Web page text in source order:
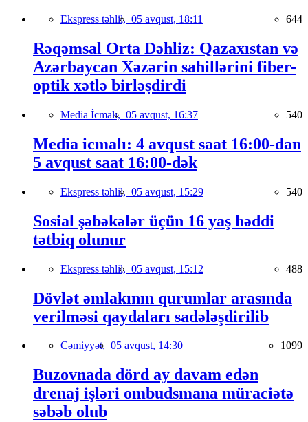
Ekspress təhlil, 05 avqust, 18:11 644
Rəqəmsal Orta Dəhliz: Qazaxıstan və
Azərbaycan Xəzərin sahillərini fiber-
optik xətlə birləşdirdi
Media İcmalı, 05 avqust, 16:37 540
Media icmalı: 4 avqust saat 16:00-dan
5 avqust saat 16:00-dək
Ekspress təhlil, 05 avqust, 15:29 540
Sosial şəbəkələr üçün 16 yaş həddi
tətbiq olunur
Ekspress təhlil, 05 avqust, 15:12 488
Dövlət əmlakının qurumlar arasında
verilməsi qaydaları sadələşdirilib
Cəmiyyət, 05 avqust, 14:30 1099
Buzovnada dörd ay davam edən
drenaj işləri ombudsmana müraciətə
səbəb olub